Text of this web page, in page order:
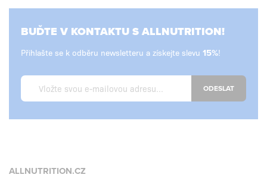
BUĎTE V KONTAKTU S ALLNUTRITION!
Přihlašte se k odběru newsletteru a získejte slevu !
ODESLAT
ALLNUTRITION.CZ